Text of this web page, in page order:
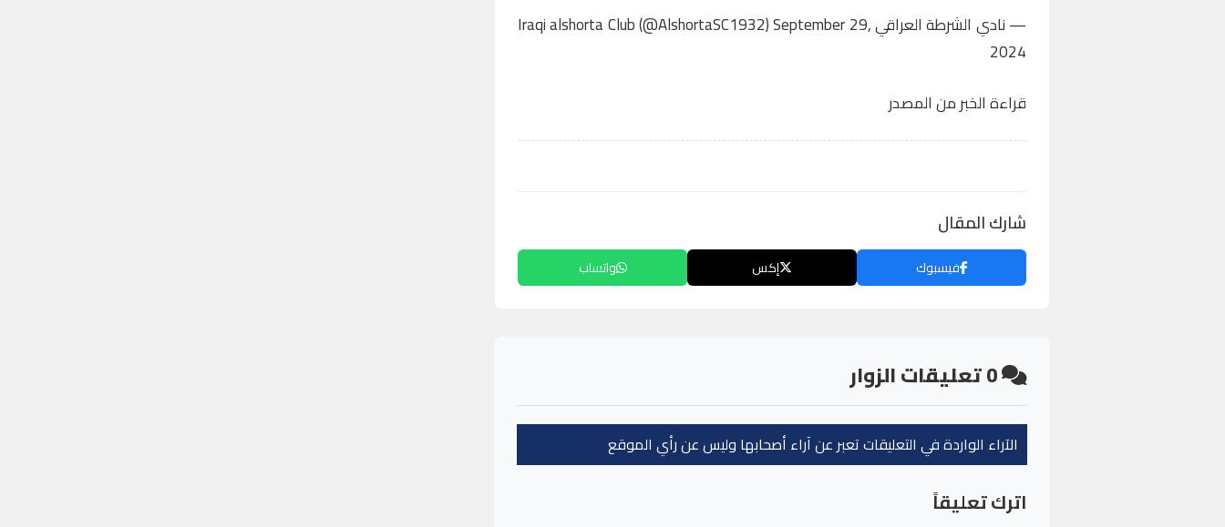
— نادي الشرطة العراقي Iraqi alshorta Club (@AlshortaSC1932)September 29,
2024
قراءة الخبر من المصدر
شارك المقال
فيسبوك إكس واتساب
0تعليقات الزوار
الآراء الواردة في التعليقات تعبر عن آراء أصحابها وليس عن رأي الموقع
اترك تعليقاً